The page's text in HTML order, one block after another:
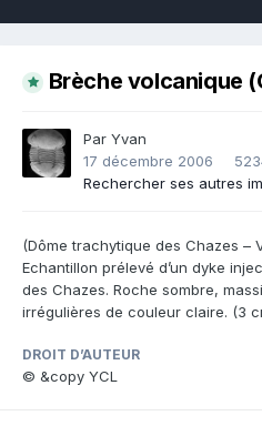
Brèche volcanique
Par Yvan
17 décembre 2006
Rechercher ses autres
(Dôme trachytique des Chazes –
Echantillon prélevé d’un dyke
des Chazes. Roche sombre,
irrégulières de couleur claire. (3
DROIT D’AUTEUR
© &copy YCL